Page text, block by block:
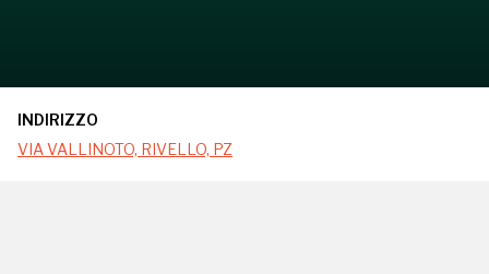
INDIRIZZO
VIA VALLINOTO, RIVELLO, PZ